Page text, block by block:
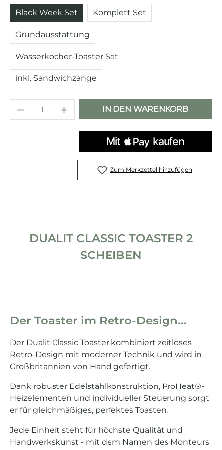
Black Week Set Komplett Set
Grundausstattung
Wasserkocher-Toaster Set
inkl. Sandwichzange
Produkt Anzahl: Gib den
IN DEN WARENKORB
Zum Merkzettel hinzufügen
DUALIT CLASSIC TOASTER 2
SCHEIBEN
Der Toaster im Retro-Design...
Der Dualit Classic Toaster kombiniert zeitloses
Retro-Design mit moderner Technik und wird in
Großbritannien von Hand gefertigt.
Dank robuster Edelstahlkonstruktion, ProHeat®-
Heizelementen und individueller Steuerung sorgt
er für gleichmäßiges, perfektes Toasten.
Jede Einheit steht für höchste Qualität und
Handwerkskunst - mit dem Namen des Monteurs